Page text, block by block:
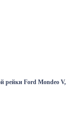
рейки Ford Mondeo V,